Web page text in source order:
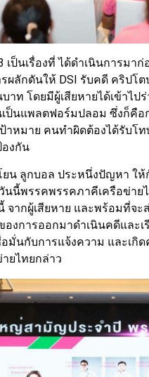
เป็นเรื่องที่ ได้ดำเนินการม
รผลักดันให้ DSI รับคดี คริป
าท โดยมีผู้เสียหายได้เข้าไป
ป็นแพลตฟอร์มปลอม ซึ่งก็คือ
าหมาย คนทำผิดต้องได้รับโ
องกัน
ยน ลูกบอล ประหนึ่งปัญหา ใ
นนี้พรรคพรรคภาคีเครือข่าย
จากผู้เสียหาย และพร้อมที่จ
งการออกมาดำเนินคดีและ
มั่นกับการแจ้งความ และเกิ
ยไทยกล่าว